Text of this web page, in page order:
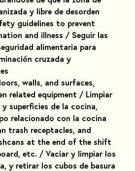
y libre de desorden
guidelines to prevent
and illness / Seguir las
alimentaria para
cruzada y
walls, and surfaces,
related equipment / Limpiar
y superficies de la cocina,
relacionado con la cocina
trash receptacles, and
at the end of the shift
etc. / Vaciar y limpiar los
y retirar los cubos de basura